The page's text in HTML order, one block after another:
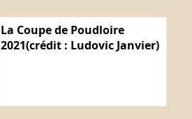
La Coupe de Poudloire
2021(crédit : Ludovic Janvier)